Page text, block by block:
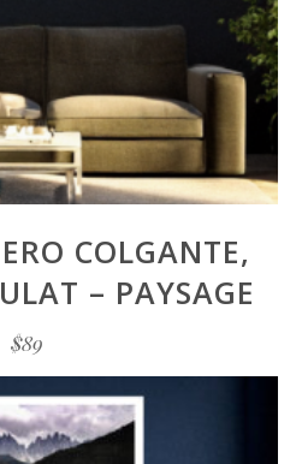
COLGANTE,
– PAYSAGE
$89